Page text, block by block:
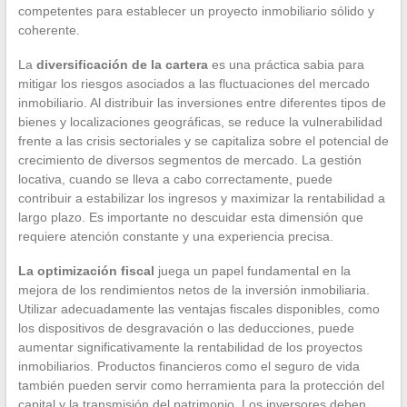
competentes para establecer un proyecto inmobiliario sólido y
coherente.
La diversificación de la carteraes una práctica sabia para
mitigar los riesgos asociados a las fluctuaciones del mercado
inmobiliario. Al distribuir las inversiones entre diferentes tipos de
bienes y localizaciones geográficas, se reduce la vulnerabilidad
frente a las crisis sectoriales y se capitaliza sobre el potencial de
crecimiento de diversos segmentos de mercado. La gestión
locativa, cuando se lleva a cabo correctamente, puede
contribuir a estabilizar los ingresos y maximizar la rentabilidad a
largo plazo. Es importante no descuidar esta dimensión que
requiere atención constante y una experiencia precisa.
La optimización fiscal juega un papel fundamental en la
mejora de los rendimientos netos de la inversión inmobiliaria.
Utilizar adecuadamente las ventajas fiscales disponibles, como
los dispositivos de desgravación o las deducciones, puede
aumentar significativamente la rentabilidad de los proyectos
inmobiliarios. Productos financieros como el seguro de vida
también pueden servir como herramienta para la protección del
capital y la transmisión del patrimonio. Los inversores deben